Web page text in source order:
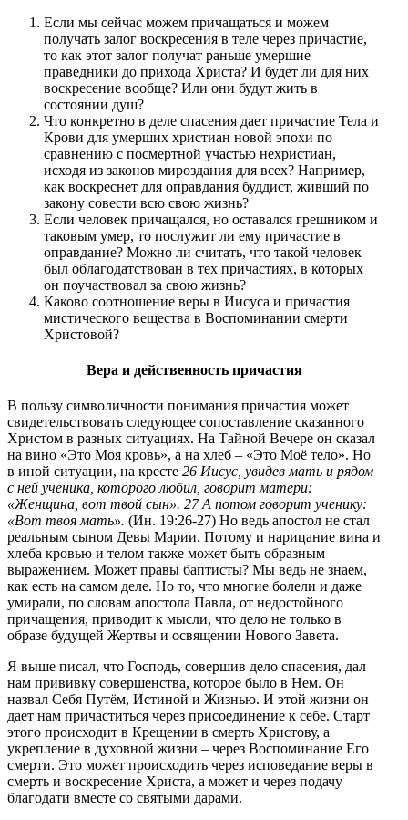
Если мы сейчас можем причащаться и можем
получать залог воскресения в теле через причастие,
то как этот залог получат раньше умершие
праведники до прихода Христа? И будет ли для них
воскресение вообще? Или они будут жить в
состоянии душ?
Что конкретно в деле спасения дает причастие Тела и
Крови для умерших христиан новой эпохи по
сравнению с посмертной участью нехристиан,
исходя из законов мироздания для всех? Например,
как воскреснет для оправдания буддист, живший по
закону совести всю свою жизнь?
Если человек причащался, но оставался грешником и
таковым умер, то послужит ли ему причастие в
оправдание? Можно ли считать, что такой человек
был облагодатствован в тех причастиях, в которых
он поучаствовал за свою жизнь?
Каково соотношение веры в Иисуса и причастия
мистического вещества в Воспоминании смерти
Христовой?
Вера и действенность причастия
В пользу символичности понимания причастия может
свидетельствовать следующее сопоставление сказанного
Христом в разных ситуациях. На Тайной Вечере он сказал
на вино «Это Моя кровь», а на хлеб – «Это Моё тело». Но
в иной ситуации, на кресте 26 Иисус, увидев мать и рядом
с ней ученика, которого любил, говорит матери:
«Женщина, вот твой сын». 27 А потом говорит ученику:
«Вот твоя мать». (Ин. 19:26-27) Но ведь апостол не стал
реальным сыном Девы Марии. Потому и нарицание вина и
хлеба кровью и телом также может быть образным
выражением. Может правы баптисты? Мы ведь не знаем,
как есть на самом деле. Но то, что многие болели и даже
умирали, по словам апостола Павла, от недостойного
причащения, приводит к мысли, что дело не только в
образе будущей Жертвы и освящении Нового Завета.
Я выше писал, что Господь, совершив дело спасения, дал
нам прививку совершенства, которое было в Нем. Он
назвал Себя Путём, Истиной и Жизнью. И этой жизни он
дает нам причаститься через присоединение к себе. Старт
этого происходит в Крещении в смерть Христову, а
укрепление в духовной жизни – через Воспоминание Его
смерти. Это может происходить через исповедание веры в
смерть и воскресение Христа, а может и через подачу
благодати вместе со святыми дарами.